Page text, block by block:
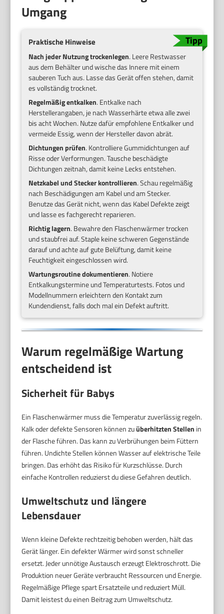
Umgang
Praktische Hinweise
Nach jeder Nutzung trockenlegen. Leere Restwasser
aus dem Behälter und wische das Innere mit einem
sauberen Tuch aus. Lasse das Gerät offen stehen, damit
es vollständig trocknet.
Regelmäßig entkalken. Entkalke nach
Herstellerangaben, je nach Wasserhärte etwa alle zwei
bis acht Wochen. Nutze dafür empfohlene Entkalker und
vermeide Essig, wenn der Hersteller davon abrät.
Dichtungen prüfen. Kontrolliere Gummidichtungen auf
Risse oder Verformungen. Tausche beschädigte
Dichtungen zeitnah, damit keine Lecks entstehen.
Netzkabel und Stecker kontrollieren. Schau regelmäßig
nach Beschädigungen am Kabel und am Stecker.
Benutze das Gerät nicht, wenn das Kabel Defekte zeigt
und lasse es fachgerecht reparieren.
Richtig lagern. Bewahre den Flaschenwärmer trocken
und staubfrei auf. Staple keine schweren Gegenstände
darauf und achte auf gute Belüftung, damit keine
Feuchtigkeit eingeschlossen wird.
Wartungsroutine dokumentieren. Notiere
Entkalkungstermine und Temperaturtests. Fotos und
Modellnummern erleichtern den Kontakt zum
Kundendienst, falls doch mal ein Defekt auftritt.
Warum regelmäßige Wartung
entscheidend ist
Sicherheit für Babys
Ein Flaschenwärmer muss die Temperatur zuverlässig regeln.
Kalk oder defekte Sensoren können zuüberhitzten Stellen in
der Flasche führen. Das kann zu Verbrühungen beim Füttern
führen. Undichte Stellen können Wasser auf elektrische Teile
bringen. Das erhöht das Risiko für Kurzschlüsse. Durch
einfache Kontrollen reduzierst du diese Gefahren deutlich.
Umweltschutz und längere
Lebensdauer
Wenn kleine Defekte rechtzeitig behoben werden, hält das
Gerät länger. Ein defekter Wärmer wird sonst schneller
ersetzt. Jeder unnötige Austausch erzeugt Elektroschrott. Die
Produktion neuer Geräte verbraucht Ressourcen und Energie.
Regelmäßige Pflege spart Ersatzteile und reduziert Müll.
Damit leistest du einen Beitrag zum Umweltschutz.